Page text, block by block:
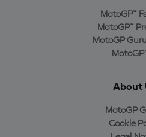
MotoGP™
MotoGP™
MotoGP
About
MotoGP
Cookie